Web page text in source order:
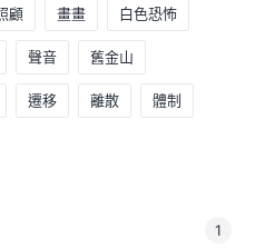
顧 畫畫 白色恐怖
聲音 舊金山
遷移 離散 體制
1